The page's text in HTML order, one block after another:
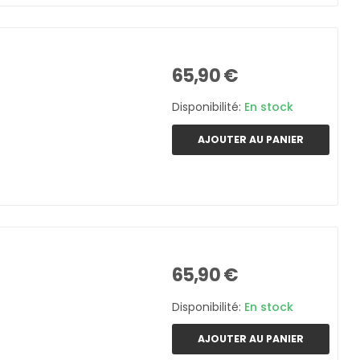
65,90 €
Disponibilité: En stock
AJOUTER AU PANIER
65,90 €
Disponibilité: En stock
AJOUTER AU PANIER